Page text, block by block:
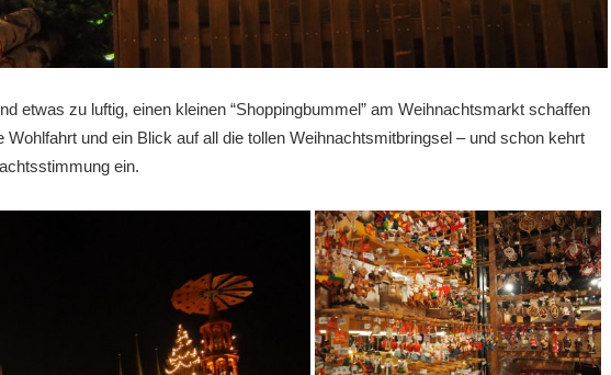
etwas zu luftig, einen kleinen “Shoppingbummel” am Weihnachtsmarkt schaffen
und ein Blick auf all die tollen Weihnachtsmitbringsel – und schon kehrt
ein.